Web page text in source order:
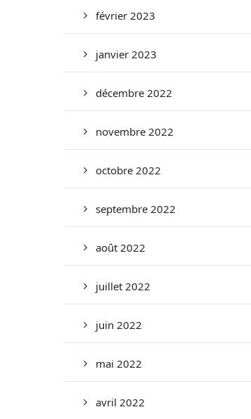
février 2023
janvier 2023
décembre 2022
novembre 2022
octobre 2022
septembre 2022
août 2022
juillet 2022
juin 2022
mai 2022
avril 2022